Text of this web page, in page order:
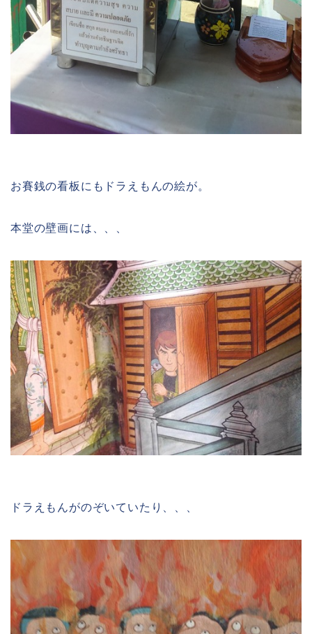
お賽銭の看板にもドラえもんの絵が。
本堂の壁画には、、、
ドラえもんがのぞいていたり、、、